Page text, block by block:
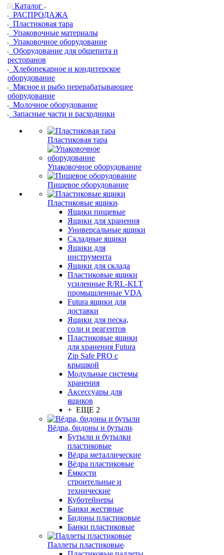
Каталог
РАСПРОДАЖА
Пластиковая тара
Упаковочные материалы
Упаковочное оборудование
Оборудование для общепита и
ресторанов
Хлебопекарное и кондитерское
оборудование
Мясное и рыбо перерабатывающее
оборудование
Молочное оборудование
Запасные части и расходники
Пластиковая тара
Упаковочное оборудование
Пищевое оборудование
Пластиковые ящики
Ящики пищевые
Ящики для хранения
Универсальные ящики
Складные ящики
Ящики для
инструмента
Ящики для склада
Пластиковые ящики
усиленные R/RL-KLT
промышленные VDA
Futura ящики для
доставки
Ящики для песка,
соли и реагентов
Пластиковые ящики
для хранения Futura
Zip Safe PRO с
крышкой
Модульные системы
хранения
Аксессуары для
ящиков
+ ЕЩЕ 2
Вёдра, бидоны и бутыли
Бутыли и бутылки
пластиковые
Вёдра металлические
Вёдра пластиковые
Ёмкости
строительные и
технические
Куботейнеры
Банки жестяные
Бидоны пластиковые
Банки пластиковые
Паллеты пластиковые